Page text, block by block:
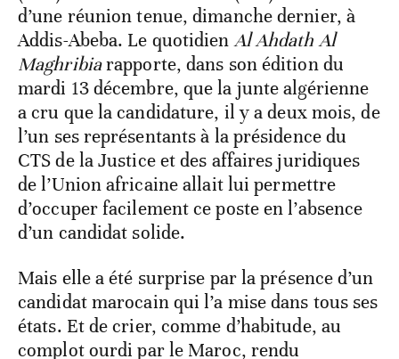
d’une réunion tenue, dimanche dernier, à
Addis-Abeba. Le quotidienAl Ahdath Al
Maghribiarapporte, dans son édition du
mardi 13 décembre, que la junte algérienne
a cru que la candidature, il y a deux mois, de
l’un ses représentants à la présidence du
CTS de la Justice et des affaires juridiques
de l’Union africaine allait lui permettre
d’occuper facilement ce poste en l’absence
d’un candidat solide.
Mais elle a été surprise par la présence d’un
candidat marocain qui l’a mise dans tous ses
états. Et de crier, comme d’habitude, au
complot ourdi par le Maroc, rendu